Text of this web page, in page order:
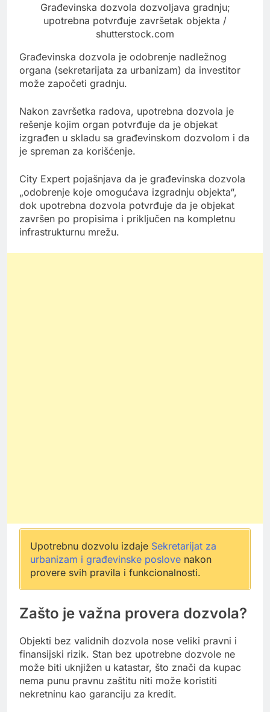
Građevinska dozvola dozvoljava gradnju;
upotrebna potvrđuje završetak objekta /
shutterstock.com
Građevinska dozvola je odobrenje nadležnog
organa (sekretarijata za urbanizam) da investitor
može započeti gradnju.
Nakon završetka radova, upotrebna dozvola je
rešenje kojim organ potvrđuje da je objekat
izgrađen u skladu sa građevinskom dozvolom i da
je spreman za korišćenje.
City Expert pojašnjava da je građevinska dozvola
„odobrenje koje omogućava izgradnju objekta“,
dok upotrebna dozvola potvrđuje da je objekat
završen po propisima i priključen na kompletnu
infrastrukturnu mrežu.
Upotrebnu dozvolu izdaje Sekretarijat za
urbanizam i građevinske poslove nakon
provere svih pravila i funkcionalnosti.
Zašto je važna provera dozvola?
Objekti bez validnih dozvola nose veliki pravni i
finansijski rizik. Stan bez upotrebne dozvole ne
može biti uknjižen u katastar, što znači da kupac
nema punu pravnu zaštitu niti može koristiti
nekretninu kao garanciju za kredit.